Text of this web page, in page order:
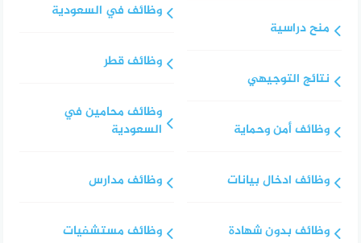
منح دراسية
نتائج التوجيهي
وظائف أمن وحماية
وظائف ادخال بيانات
وظائف بدون شهادة
وظائف في السعودية
وظائف قطر
وظائف محامين في
السعودية
وظائف مدارس
وظائف مستشفيات